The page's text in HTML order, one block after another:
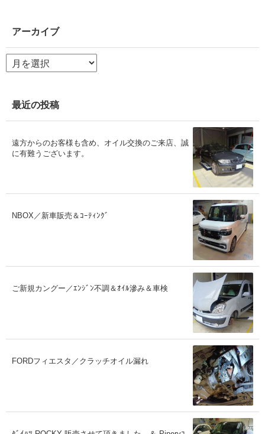
アーカイブ
ア
ー
ブ
最近の投稿
遠方からのお客様も含め、オイル交換のご来店、誠
に有難うございます。
NBOX／新車販売＆ｺｰﾃｨﾝｸﾞ
ご新規カングー／ｴﾝｼﾞﾝ不調＆ｵｲﾙ滲み＆車検
FORDフィエスタ／クラッチオイル漏れ